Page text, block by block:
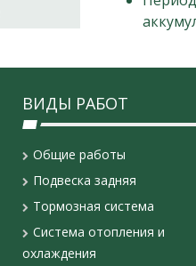
ВИДЫ РАБОТ
Общие работы
Подвеска задняя
Тормозная система
Система отопления и
охлаждения